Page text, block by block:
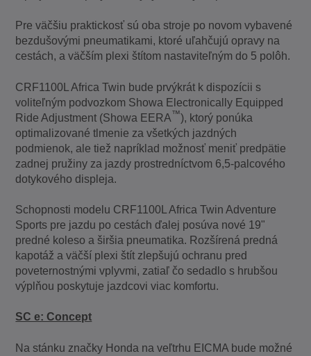
Pre väčšiu praktickosť sú oba stroje po novom vybavené
bezdušovými pneumatikami, ktoré uľahčujú opravy na
cestách, a väčším plexi štítom nastaviteľným do 5 polôh.
CRF1100L Africa Twin bude prvýkrát k dispozícii s
voliteľným podvozkom Showa Electronically Equipped
Ride Adjustment (Showa EERA™), ktorý ponúka
optimalizované tlmenie za všetkých jazdných
podmienok, ale tiež napríklad možnosť meniť predpätie
zadnej pružiny za jazdy prostredníctvom 6,5-palcového
dotykového displeja.
Schopnosti modelu CRF1100L Africa Twin Adventure
Sports pre jazdu po cestách ďalej posúva nové 19"
predné koleso a širšia pneumatika. Rozšírená predná
kapotáž a väčší plexi štít zlepšujú ochranu pred
poveternostnými vplyvmi, zatiaľ čo sedadlo s hrubšou
výplňou poskytuje jazdcovi viac komfortu.
SC e: Concept
Na stánku značky Honda na veľtrhu EICMA bude možné